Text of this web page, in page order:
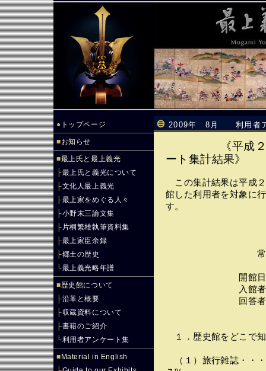
● トップページ
■お知らせ
■最上氏と最上義光
├最上氏と義光について
├文化人最上義光
├最上家をめぐる人々
├小野末三論文集
├ 片桐繁雄執筆資料集
├最上家臣余録
├郷土の歴史
└最上義光略年譜
■歴史館について
├沿革と概要
├収蔵資料について
├書籍のご紹介
└利用者アンケート集
■ Material in English
2009年 8月 利用者ア
《平成
ート集計結果》
この集計結果は平成
館した利用者を対象に
す。
常設展示 （
開館日数・・・
入館者数・・・
回答者数・・・
１．歴史館をどこで
（１）旅行雑誌・・